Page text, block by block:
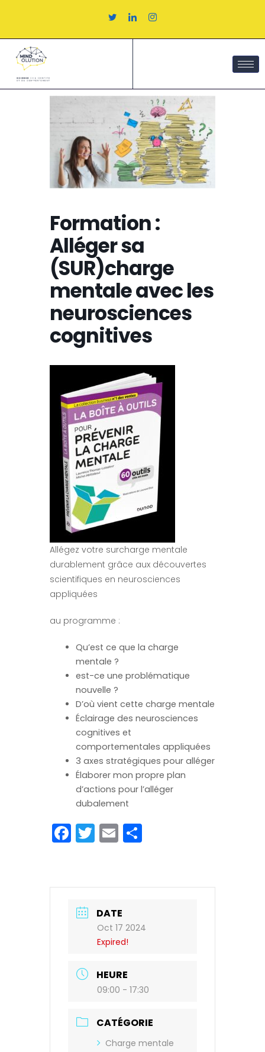
Formation :
Alléger sa
(SUR)charge
mentale avec les
neurosciences
cognitives
Allégez votre surcharge mentale
durablement grâce aux découvertes
scientifiques en neurosciences
appliquées
au programme :
Qu’est ce que la charge
mentale ?
est-ce une problématique
nouvelle ?
D’où vient cette charge mentale
Éclairage des neurosciences
cognitives et
comportementales appliquées
3 axes stratégiques pour alléger
Élaborer mon propre plan
d’actions pour l’alléger
dubalement
Facebook
Twitter
Email
DATE
Oct 17 2024
Expired!
HEURE
09:00 - 17:30
CATÉGORIE
Charge mentale